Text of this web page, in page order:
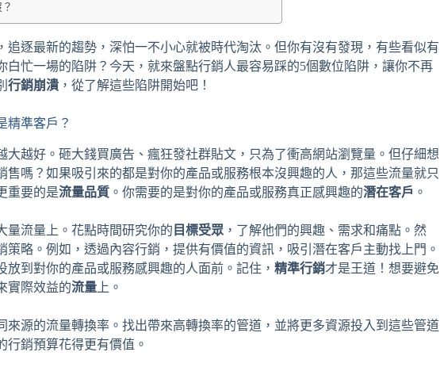
追逐最新的趨勢，深怕一不小心就被時代淘汰。但你有沒有發現，有些看似有
白忙一場的陷阱？今天，就來盤點行銷人最容易踩的5個數位陷阱，讓你不再
行銷崩潰 ，從了解這些陷阱開始吧！
精準客戶？
大越好。砸大錢買廣告、瘋狂發社群貼文，只為了衝高網站瀏覽量。但仔細想
售嗎？如果吸引來的都是對你的產品或服務根本沒興趣的人，那這些流量就只
重要的是流量品質 。你需要的是對你的產品或服務真正感興趣的潛在客戶 。
量流量上。花點時間研究你的 目標受眾 ，了解他們的興趣、需求和痛點。然
略。例如，透過內容行銷，提供有價值的資訊，吸引潛在客戶主動找上門。
放到對你的產品或服務感興趣的人面前。記住， 精準行銷才是王道！想要避免
實際效益的流量 上。
來源的流量轉換率。找出帶來高轉換率的管道，並將更多資源投入到這些管道
行銷預算花得更有價值。